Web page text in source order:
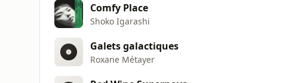
Comfy Place
Shoko Igarashi
Galets galactiques
Roxane Métayer